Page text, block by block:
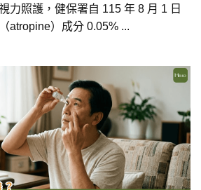
力照護，健保署自 115 年 8 月 1 日
atropine）成分 0.05% ...